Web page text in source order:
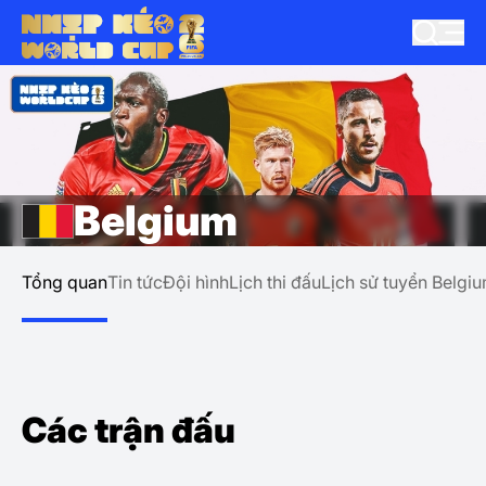
Belgium
Tổng quanTin tứcĐội hìnhLịch thi đấuLịch sử tuyển
Các trận đấu